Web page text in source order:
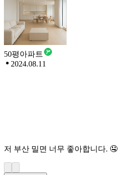
50평아파트
2024.08.11
저 부산 밀면 너무 좋아합니다. 🤤